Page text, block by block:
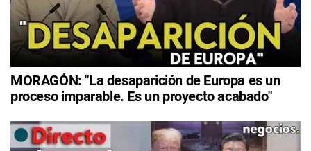
MORAGÓN: "La desaparición de Europa es un
proceso imparable. Es un proyecto acabado"